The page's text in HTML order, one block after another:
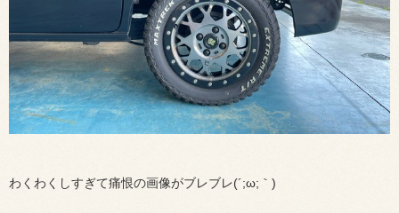
わくわくしすぎて痛恨の画像がブレブレ(´;ω;｀)